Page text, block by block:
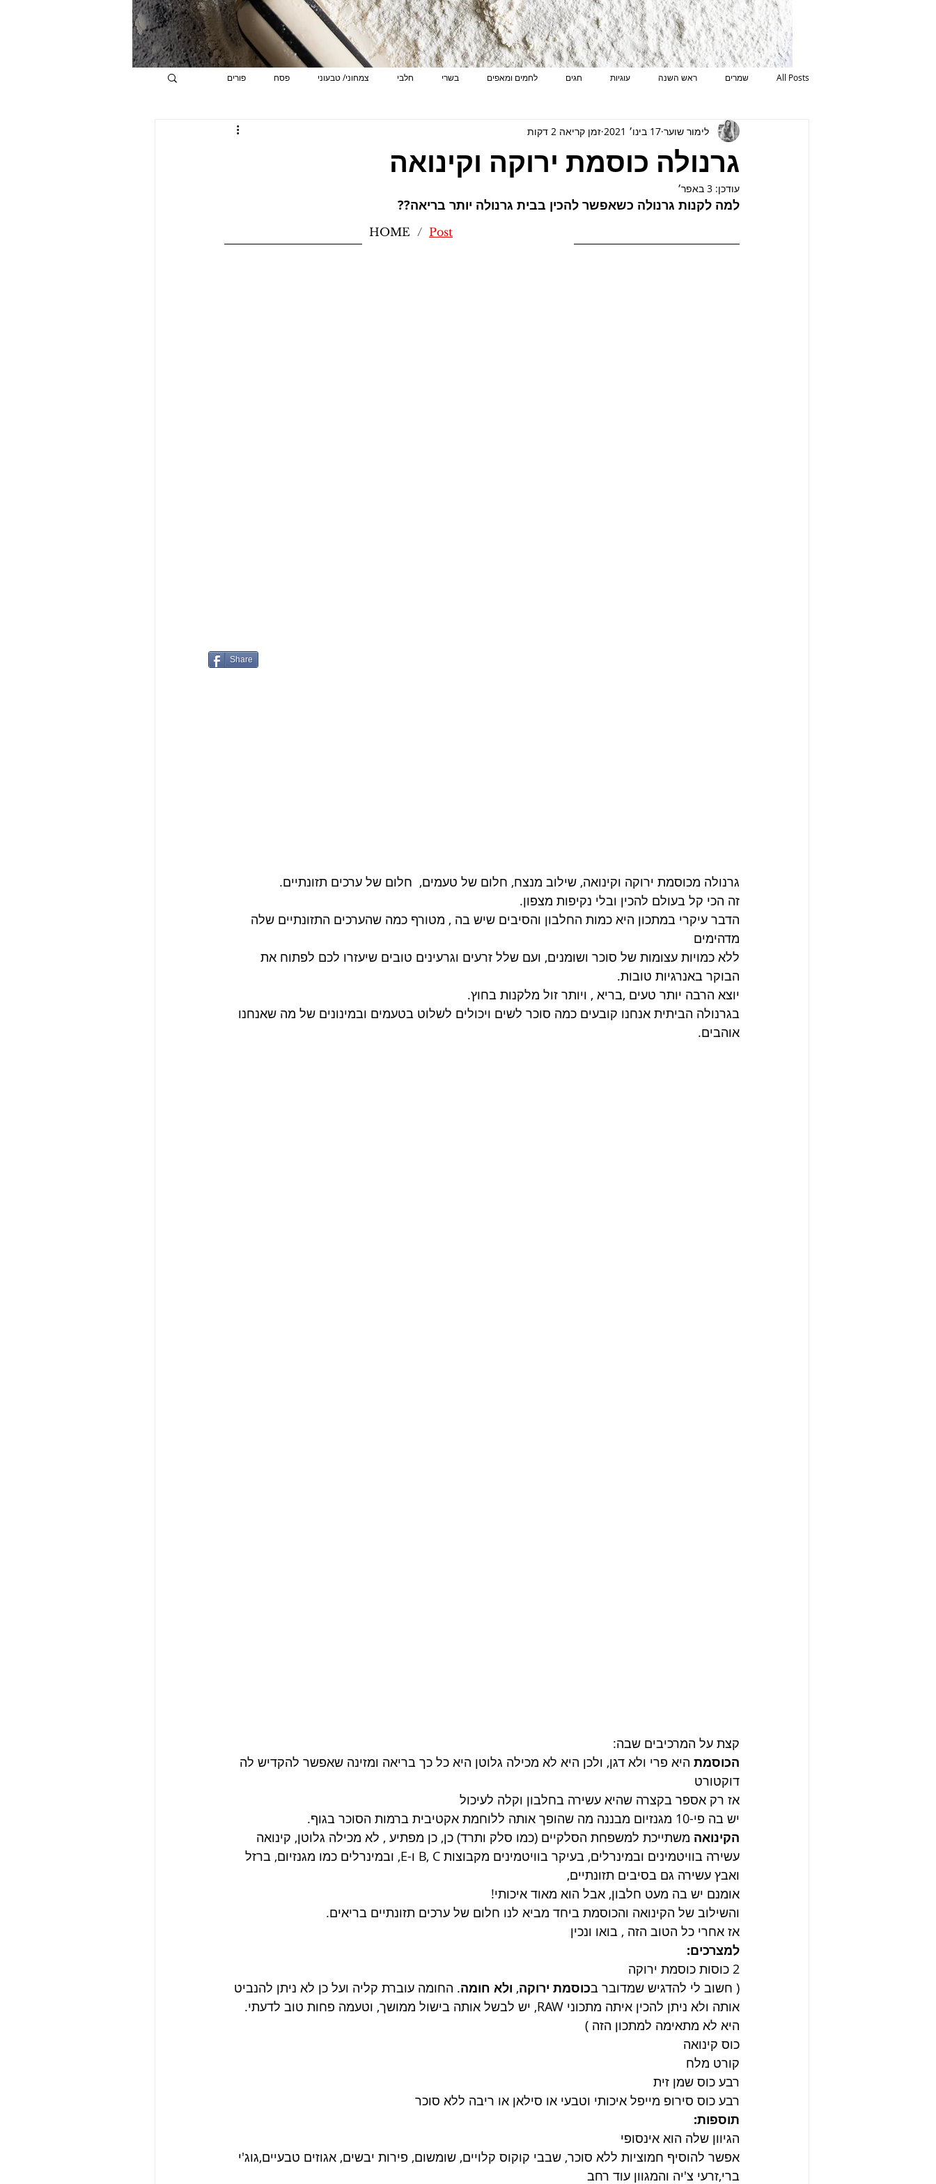
All Posts שמרים ראש השנה עוגיות חגים לחמים ומאפים בשרי חלבי צמחוני/ טבעוני פסח פורים
חנוכה סלטים אירוח בסטייל גבינה
גרנולה כוסמת ירוקה וקינואה
לימור שוער 17 בינו׳ 2021 זמן קריאה 2 דקות
עודכן: 3 באפר׳
למה לקנות גרנולה כשאפשר להכין בבית גרנולה יותר בריאה??
גרנולה מכוסמת ירוקה וקינואה, שילוב מנצח, חלום של טעמים,  חלום של ערכים תזונתיים.
זה הכי קל בעולם להכין ובלי נקיפות מצפון.
הדבר עיקרי במתכון היא כמות החלבון והסיבים שיש בה , מטורף כמה שהערכים התזונתיים שלה
מדהימים
ללא כמויות עצומות של סוכר ושומנים, ועם שלל זרעים וגרעינים טובים שיעזרו לכם לפתוח את
הבוקר באנרגיות טובות.
יוצא הרבה יותר טעים ,בריא , ויותר זול מלקנות בחוץ.
בגרנולה הביתית אנחנו קובעים כמה סוכר לשים ויכולים לשלוט בטעמים ובמינונים של מה שאנחנו
אוהבים.
קצת על המרכיבים שבה:
הכוסמת היא פרי ולא דגן, ולכן היא לא מכילה גלוטן היא כל כך בריאה ומזינה שאפשר להקדיש לה
דוקטורט
אז רק אספר בקצרה שהיא עשירה בחלבון וקלה לעיכול
יש בה פי-10 מגנזיום מבננה מה שהופך אותה ללוחמת אקטיבית ברמות הסוכר בגוף.
הקינואה משתייכת למשפחת הסלקיים (כמו סלק ותרד) כן, כן מפתיע , לא מכילה גלוטן, קינואה
עשירה בוויטמינים ובמינרלים, בעיקר בוויטמינים מקבוצות B, C ו-E, ובמינרלים כמו מגנזיום, ברזל
ואבץ עשירה גם בסיבים תזונתיים,
אומנם יש בה מעט חלבון, אבל הוא מאוד איכותי!
והשילוב של הקינואה והכוסמת ביחד מביא לנו חלום של ערכים תזונתיים בריאים.
אז אחרי כל הטוב הזה , בואו ונכין
למצרכים:
2 כוסות כוסמת ירוקה
( חשוב לי להדגיש שמדובר בכוסמת ירוקה, ולא חומה. החומה עוברת קליה ועל כן לא ניתן להנביט
אותה ולא ניתן להכין איתה מתכוני RAW, יש לבשל אותה בישול ממושך, וטעמה פחות טוב לדעתי.
היא לא מתאימה למתכון הזה )
כוס קינואה
קורט מלח
רבע כוס שמן זית
רבע כוס סירופ מייפל איכותי וטבעי או סילאן או ריבה ללא סוכר
תוספות:
הגיוון שלה הוא אינסופי
אפשר להוסיף חמוציות ללא סוכר, שבבי קוקוס קלויים, שומשום, פירות יבשים, אגוזים טבעיים,גוג'י
ברי,זרעי צ'יה והמגוון עוד רחב
Share
HOME / Post